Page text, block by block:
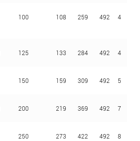
100 108 259 492 4
125 133 284 492 4
150 159 309 492 5
200 219 369 492 7
250 273 422 492 8